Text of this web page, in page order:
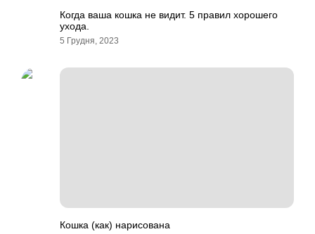
Когда ваша кошка не видит. 5 правил хорошего
ухода.
5 Грудня, 2023
Кошка (как) нарисована